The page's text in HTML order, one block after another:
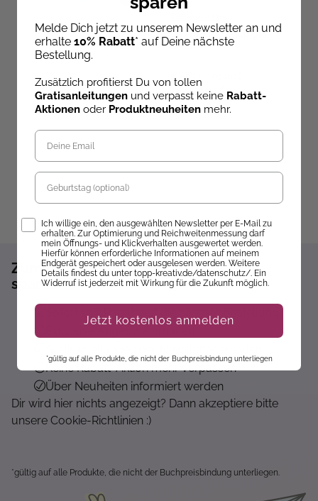
Doerthe Eisterlehner
Lovely Lanyards häkeln
Sofort Lieferbar
16,99 €
Das große Zentangle-
Buch 2
Ab dem 09.10.26
versandbereit
19,99 €
Zum Newsletter anmelden und 10%
sparen!*
Sofort 10% Rabatt auf die nächste Bestellung
Keine Rabatt-Aktion mehr verpassen
Über Neuheiten informiert werden
Dir wird hier nichts angezeigt? Dann akzeptiere bitte
unsere Cookie-Richtlinien :)
*gültig auf alle Produkte, die nicht der Buchpreisbindung unterliegen.
Melde Dich jetzt zu unserem Newsletter an und
erhalte 10% Rabatt* auf Deine nächste
Bestellung.
Zusätzlich profitierst Du von tollen
Gratisanleitungen und verpasst keine Rabatt-
Aktionen oder Produktneuheiten mehr.
Geburtstag
Opt-InIch willige ein, den ausgewählten Newsletter per E-Mail zu
erhalten. Zur Optimierung und Reichweitenmessung darf
mein Öffnungs- und Klickverhalten ausgewertet werden.
Hierfür können erforderliche Informationen auf meinem
Endgerät gespeichert oder ausgelesen werden. Weitere
Details findest du unter topp-kreativ.de/datenschutz/. Ein
Widerruf ist jederzeit mit Wirkung für die Zukunft möglich.
Jetzt kostenlos anmelden
*gültig auf alle Produkte, die nicht der Buchpreisbindung unterliegen